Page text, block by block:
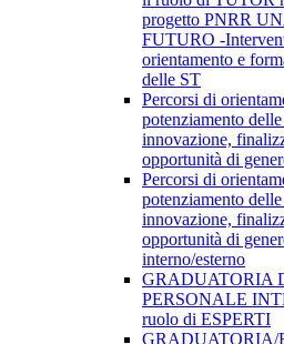
progetto PNRR
FUTURO -
orientamento e
delle ST
Percorsi di
potenziamento
innovazione,
opportunità di
Percorsi di
potenziamento
innovazione,
opportunità di
interno/esterno
GRADUATORIA
PERSONALE
ruolo di ESPERTI
GRADUATORIA/